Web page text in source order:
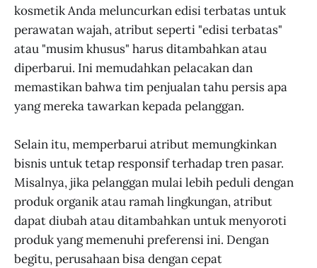
kosmetik Anda meluncurkan edisi terbatas untuk
perawatan wajah, atribut seperti "edisi terbatas"
atau "musim khusus" harus ditambahkan atau
diperbarui. Ini memudahkan pelacakan dan
memastikan bahwa tim penjualan tahu persis apa
yang mereka tawarkan kepada pelanggan.
Selain itu, memperbarui atribut memungkinkan
bisnis untuk tetap responsif terhadap tren pasar.
Misalnya, jika pelanggan mulai lebih peduli dengan
produk organik atau ramah lingkungan, atribut
dapat diubah atau ditambahkan untuk menyoroti
produk yang memenuhi preferensi ini. Dengan
begitu, perusahaan bisa dengan cepat